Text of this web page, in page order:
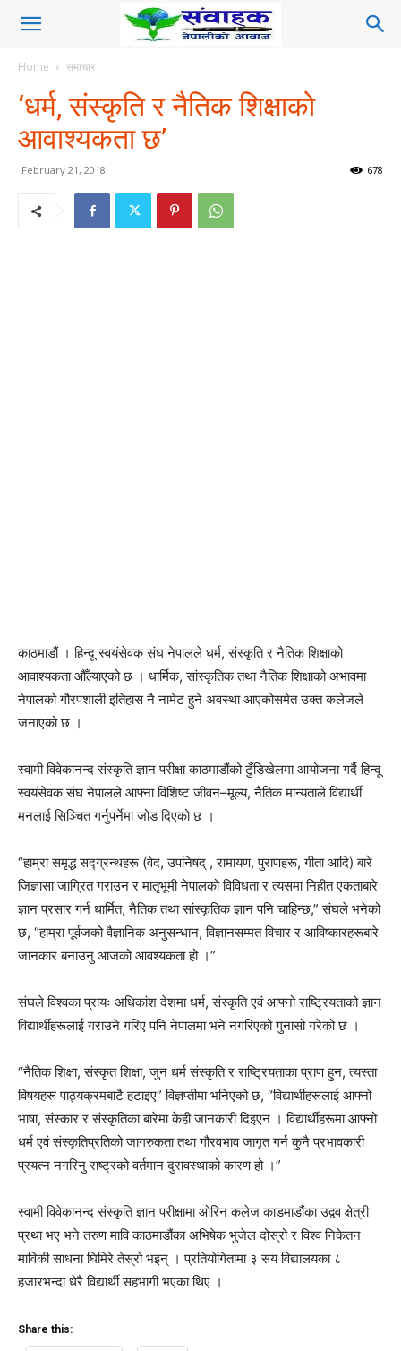
Home समाचार
‘धर्म, संस्कृति र नैतिक शिक्षाको
आवाश्यकता छ’
February 21, 2018 678
काठमाडौं । हिन्दू स्वयंसेवक संघ नेपालले धर्म, संस्कृति र नैतिक शिक्षाको
आवाश्यकता औँल्याएको छ । धार्मिक, सांस्कृतिक तथा नैतिक शिक्षाको अभावमा
नेपालको गौरपशाली इतिहास नै नामेट हुने अवस्था आएकोसमेत उक्त कलेजले
जनाएको छ ।
स्वामी विवेकानन्द संस्कृति ज्ञान परीक्षा काठमाडौंको टुँडिखेलमा आयोजना गर्दै हिन्दू
स्वयंसेवक संघ नेपालले आफ्ना विशिष्ट जीवन–मूल्य, नैतिक मान्यताले विद्यार्थी
मनलाई सिञ्चित गर्नुपर्नेमा जोड दिएको छ ।
“हाम्रा समृद्ध सद्ग्रन्थहरू (वेद, उपनिषद् , रामायण, पुराणहरू, गीता आदि) बारे
जिज्ञासा जाग्रित गराउन र मातृभूमी नेपालको विविधता र त्यसमा निहीत एकताबारे
ज्ञान प्रसार गर्न धार्मित, नैतिक तथा सांस्कृतिक ज्ञान पनि चाहिन्छ,” संघले भनेको
छ, “हाम्रा पूर्वजको वैज्ञानिक अनुसन्धान, विज्ञानसम्मत विचार र आविष्कारहरूबारे
जानकार बनाउनु आजको आवश्यकता हो ।”
संघले विश्वका प्रायः अधिकांश देशमा धर्म, संस्कृति एवं आफ्नो राष्ट्रियताको ज्ञान
विद्यार्थीहरूलाई गराउने गरिए पनि नेपालमा भने नगरिएको गुनासो गरेको छ ।
“नैतिक शिक्षा, संस्कृत शिक्षा, जुन धर्म संस्कृति र राष्ट्रियताका प्राण हुन, त्यस्ता
विषयहरू पाठ्यक्रमबाटै हटाइए” विज्ञप्तीमा भनिएको छ, “विद्यार्थीहरूलाई आफ्नो
भाषा, संस्कार र संस्कृतिका बारेमा केही जानकारी दिइएन । विद्यार्थीहरूमा आफ्नो
धर्म एवं संस्कृतिप्रतिको जागरुकता तथा गौरवभाव जागृत गर्न कुनै प्रभावकारी
प्रयत्न नगरिनु राष्ट्रको वर्तमान दुरावस्थाको कारण हो ।”
स्वामी विवेकानन्द संस्कृति ज्ञान परीक्षामा ओरिन कलेज काडमाडौंका उद्वव क्षेत्री
प्रथा भए भने तरुण मावि काठमाडौंका अभिषेक भुजेल दोस्रो र विश्व निकेतन
माविकी साधना घिमिरे तेस्रो भइन् । प्रतियोगितामा ३ सय विद्यालयका ८
हजारभन्दा धेरै विद्यार्थी सहभागी भएका थिए ।
Share this: